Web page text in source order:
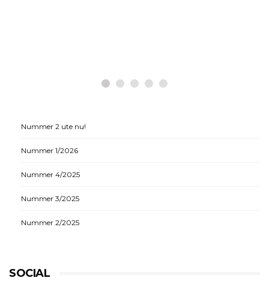
Nummer 2 ute nu!
Nummer 1/2026
Nummer 4/2025
Nummer 3/2025
Nummer 2/2025
SOCIAL